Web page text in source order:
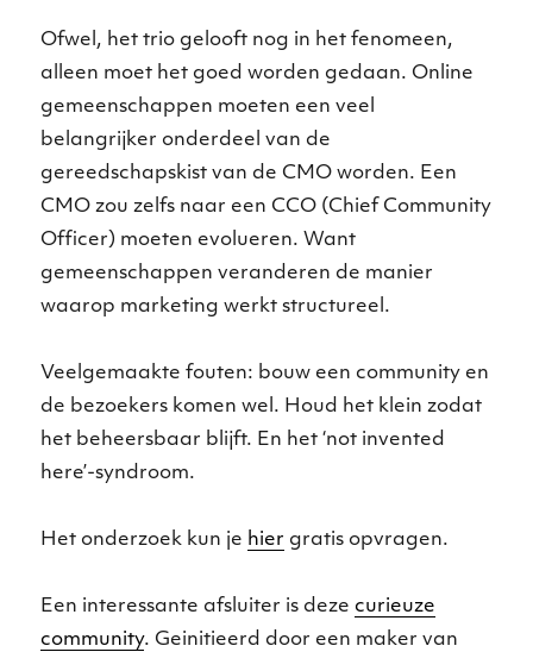
Ofwel, het trio gelooft nog in het fenomeen,
alleen moet het goed worden gedaan. Online
gemeenschappen moeten een veel
belangrijker onderdeel van de
gereedschapskist van de CMO worden. Een
CMO zou zelfs naar een CCO (Chief Community
Officer) moeten evolueren. Want
gemeenschappen veranderen de manier
waarop marketing werkt structureel.
Veelgemaakte fouten: bouw een community en
de bezoekers komen wel. Houd het klein zodat
het beheersbaar blijft. En het ‘not invented
here’-syndroom.
Het onderzoek kun je hier gratis opvragen.
Een interessante afsluiter is deze curieuze
community. Geinitieerd door een maker van